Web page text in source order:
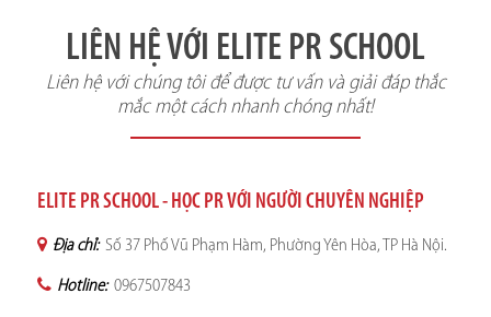
LIÊN HỆ VỚI ELITE PR SCHOOL
Liên hệ với chúng tôi để được tư vấn và giải đáp thắc
mắc một cách nhanh chóng nhất!
ELITE PR SCHOOL - HỌC PR VỚI NGƯỜI CHUYÊN NGHIỆP
Địa chỉ: Số 37 Phố Vũ Phạm Hàm, Phường Yên Hòa, TP Hà Nội.
Hotline: 0967507843